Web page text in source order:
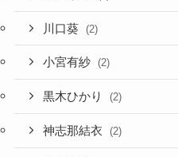
川口葵 (2)
小宮有紗 (2)
黒木ひかり (2)
神志那結衣 (2)